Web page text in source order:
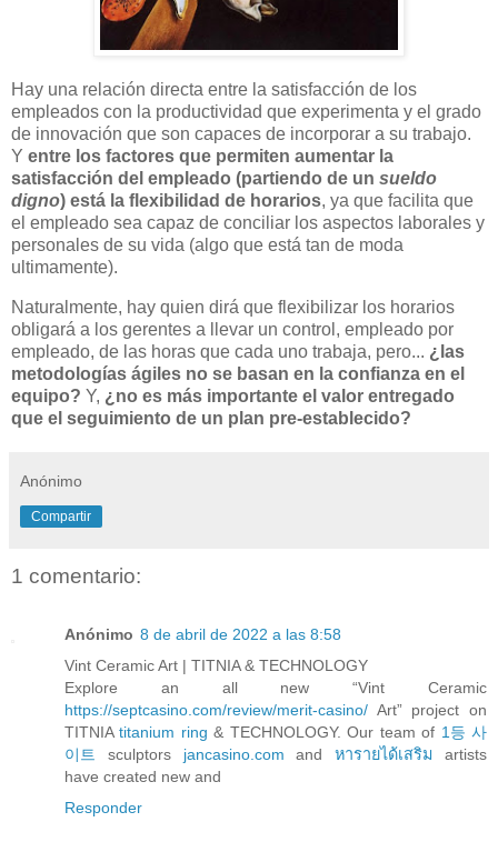
Hay una relación directa entre la satisfacción de los
empleados con la productividad que experimenta y el grado
de innovación que son capaces de incorporar a su trabajo.
Y entre los factores que permiten aumentar la
satisfacción del empleado (partiendo de un sueldo
digno) está la flexibilidad de horarios, ya que facilita que
el empleado sea capaz de conciliar los aspectos laborales y
personales de su vida (algo que está tan de moda
ultimamente).
Naturalmente, hay quien dirá que flexibilizar los horarios
obligará a los gerentes a llevar un control, empleado por
empleado, de las horas que cada uno trabaja, pero... ¿las
metodologías ágiles no se basan en la confianza en el
equipo? Y, ¿no es más importante el valor entregado
que el seguimiento de un plan pre-establecido?
Anónimo
Compartir
1 comentario:
Anónimo 8 de abril de 2022 a las 8:58
Vint Ceramic Art | TITNIA & TECHNOLOGY
Explore an all new “Vint Ceramic
https://septcasino.com/review/merit-casino/ Art” project on
TITNIAtitanium ring & TECHNOLOGY. Our team of 1등 사
이트
sculptors jancasino.com andหารายได้เสริม artists
have created new and
Responder